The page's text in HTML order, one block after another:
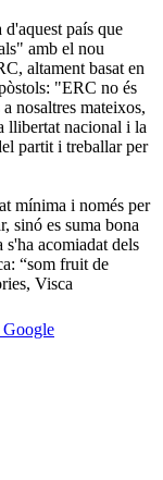
país que
amb el nou
altament basat en
"ERC no és
nosaltres mateixos,
llibertat nacional i la
partit i treballar per
mínima i només per
sinó es suma bona
acomiadat dels
“som fruit de
Visca
Google